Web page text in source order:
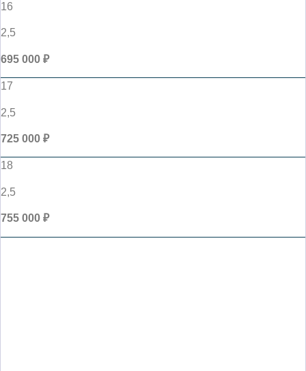
16
2,5
695 000 ₽
17
2,5
725 000 ₽
18
2,5
755 000 ₽